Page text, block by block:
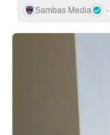
Sambas Media